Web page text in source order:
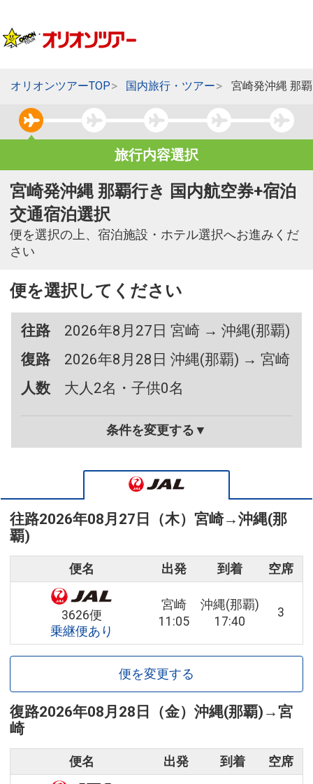
オリオンツアーTOP 国内旅行・ツアー 宮崎発沖縄 那
旅行内容選択
宮崎発沖縄 那覇行き 国内航空券+宿泊
交通宿泊選択
便を選択の上、宿泊施設・ホテル選択へお進みくだ
さい
便を選択してください
往路
2026年8月27日 宮崎 → 沖縄(那覇)
復路
2026年8月28日 沖縄(那覇) → 宮崎
人数
大人2名・子供0名
条件を変更する▼
往路2026年08月27日（木） 宮崎→沖縄(那
覇)
便名 出発 到着 空席
3626便
乗継便あり
宮崎
11:05
沖縄(那覇)
17:40
3
便を変更する
復路2026年08月28日（金） 沖縄(那覇) →宮
崎
便名 出発 到着 空席